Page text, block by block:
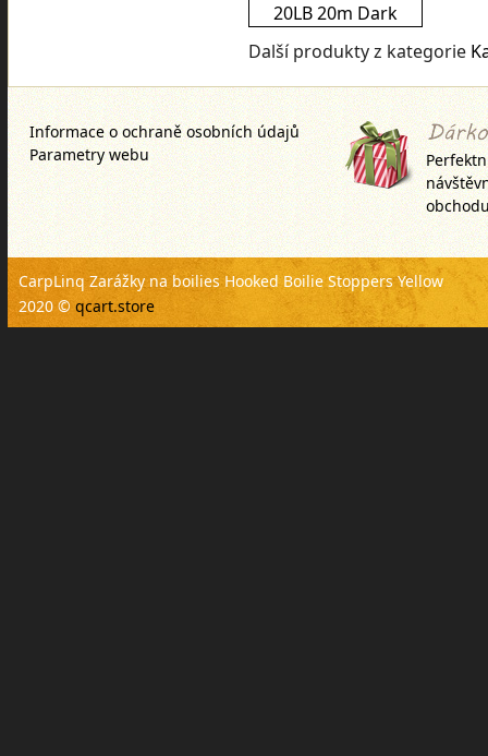
20LB 20m Dark
Brown
Další produkty z kategorie
Informace o ochraně osobních údajů
Parametry webu
CarpLinq Zarážky na boilies Hooked Boilie Stoppers Yellow
2020 © qcart.store